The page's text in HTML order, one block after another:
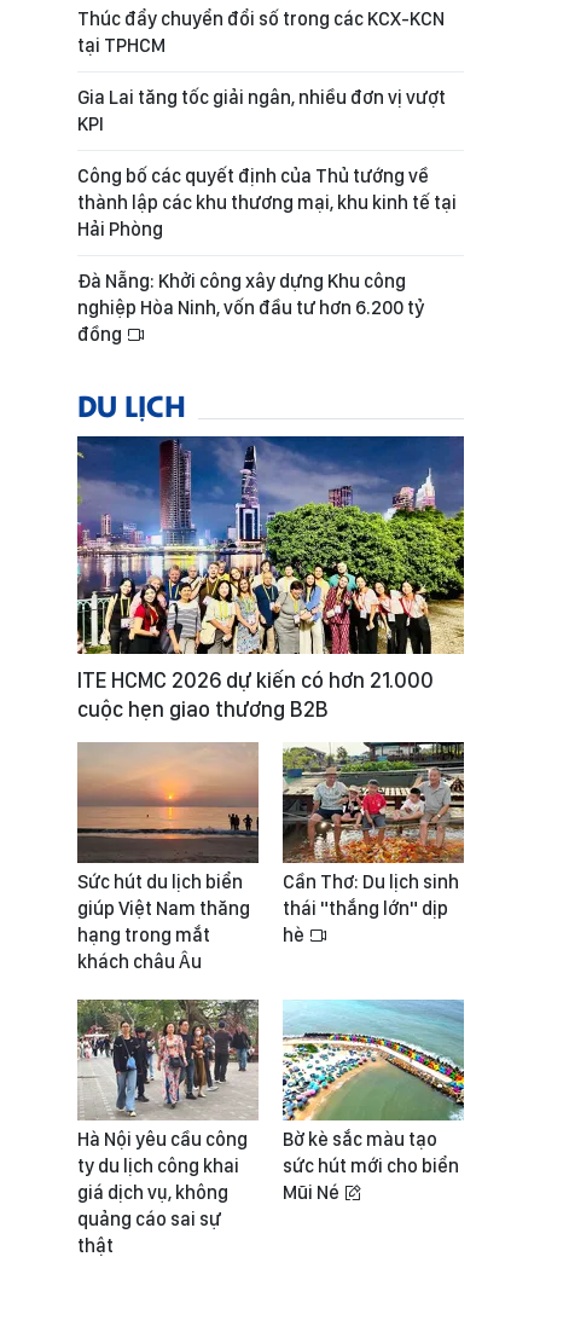
Thúc đẩy chuyển đổi số trong các KCX-KCN
tại TPHCM
Gia Lai tăng tốc giải ngân, nhiều đơn vị vượt
KPI
Công bố các quyết định của Thủ tướng về
thành lập các khu thương mại, khu kinh tế tại
Hải Phòng
Đà Nẵng: Khởi công xây dựng Khu công
nghiệp Hòa Ninh, vốn đầu tư hơn 6.200 tỷ
đồng
DU LỊCH
ITE HCMC 2026 dự kiến có hơn 21.000
cuộc hẹn giao thương B2B
Sức hút du lịch biển
giúp Việt Nam thăng
hạng trong mắt
khách châu Âu
Cần Thơ: Du lịch sinh
thái "thắng lớn" dịp
hè
Hà Nội yêu cầu công
ty du lịch công khai
giá dịch vụ, không
quảng cáo sai sự
thật
Bờ kè sắc màu tạo
sức hút mới cho biển
Mũi Né